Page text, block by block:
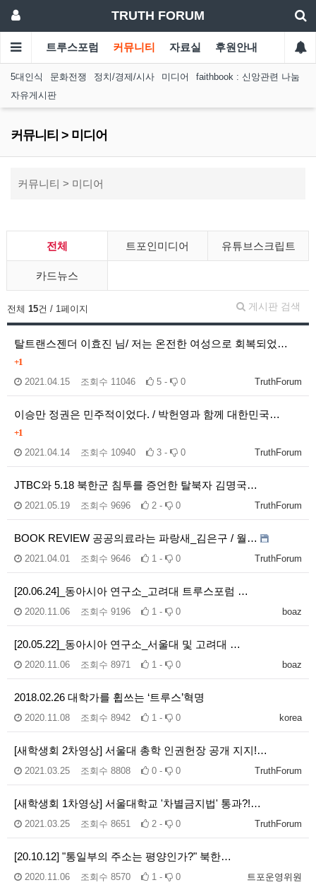
TRUTH FORUM
트루스포럼 커뮤니티 자료실 후원안내
5대인식 문화전쟁 정치/경제/시사 미디어
faithbook : 신앙관련 나눔
자유게시판
커뮤니티 > 미디어
커뮤니티 > 미디어
전체 트포인미디어 유튜브스크립트
카드뉴스
게시판 검색
전체 15건 / 1페이지
탈트랜스젠더 이효진 님/ 저는 온전한 여성으로 회복되었…
+1
TruthForum
2021.04.15 조회수 11046 5 - 0
이승만 정권은 민주적이었다. / 박헌영과 함께 대한민국…
+1
TruthForum
2021.04.14 조회수 10940 3 - 0
JTBC와 5.18 북한군 침투를 증언한 탈북자 김명국…
TruthForum
2021.05.19 조회수 9696 2 - 0
BOOK REVIEW 공공의료라는 파랑새_김은구 / 월…
TruthForum
2021.04.01 조회수 9646 1 - 0
[20.06.24]_동아시아 연구소_고려대 트루스포럼 …
boaz
2020.11.06 조회수 9196 1 - 0
[20.05.22]_동아시아 연구소_서울대 및 고려대 …
boaz
2020.11.06 조회수 8971 1 - 0
2018.02.26 대학가를 휩쓰는 ‘트루스’혁명
korea
2020.11.08 조회수 8942 1 - 0
[새학생회 2차영상] 서울대 총학 인권헌장 공개 지지!…
TruthForum
2021.03.25 조회수 8808 0 - 0
[새학생회 1차영상] 서울대학교 '차별금지법' 통과?!…
TruthForum
2021.03.25 조회수 8651 2 - 0
[20.10.12] "통일부의 주소는 평양인가?" 북한…
트포운영위원
2020.11.06 조회수 8570 1 - 0